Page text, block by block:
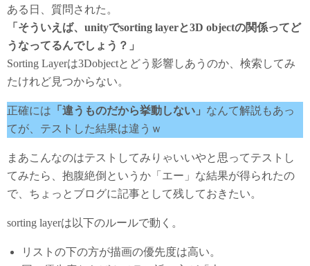
ある日、質問された。
「そういえば、unityでsorting layerと3D objectの関係ってど
うなってるんでしょう？」
Sorting Layerは3Dobjectとどう影響しあうのか、検索してみ
たけれど見つからない。
正確には 「違うものだから挙動しない」 なんて解説もあっ
てが、テストした結果は違うｗ
まあこんなのはテストしてみりゃいいやと思ってテストし
てみたら、抱腹絶倒というか「エー」な結果が得られたの
で、ちょっとブログに記事として残しておきたい。
sorting layerは以下のルールで動く。
リストの下の方が描画の優先度は高い。